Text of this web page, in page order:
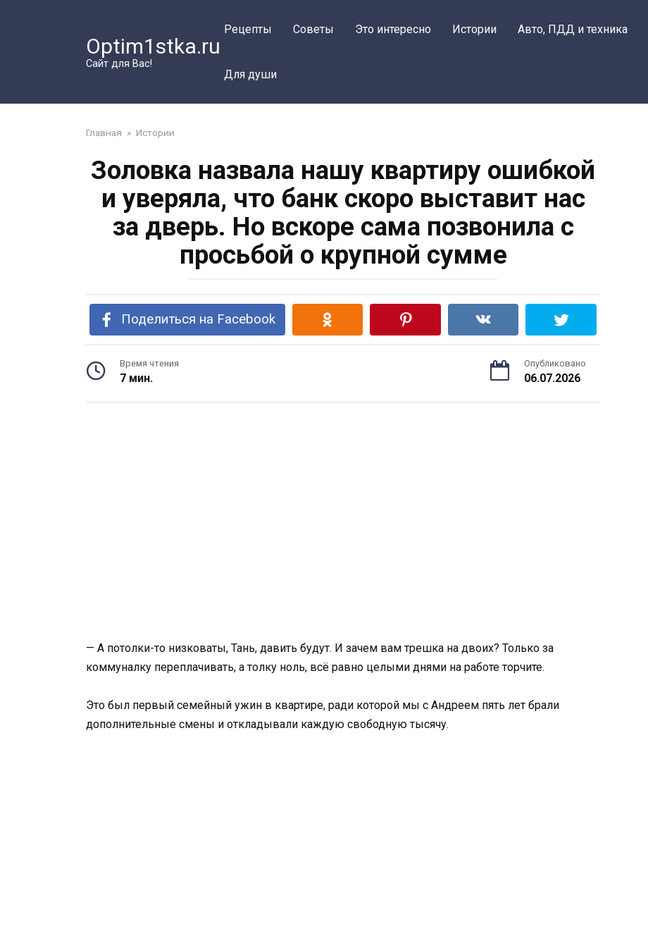
Optim1stka.ru
Сайт для Вас!
Рецепты Советы Это интересно Истории Авто, ПДД и техника
Для души
Главная » Истории
Золовка назвала нашу квартиру ошибкой
и уверяла, что банк скоро выставит нас
за дверь. Но вскоре сама позвонила с
просьбой о крупной сумме
Поделиться на Facebook
Время чтения
7 мин.
Опубликовано
06.07.2026
— А потолки-то низковаты, Тань, давить будут. И зачем вам трешка на двоих? Только за
коммуналку переплачивать, а толку ноль, всё равно целыми днями на работе торчите.
Это был первый семейный ужин в квартире, ради которой мы с Андреем пять лет брали
дополнительные смены и откладывали каждую свободную тысячу.